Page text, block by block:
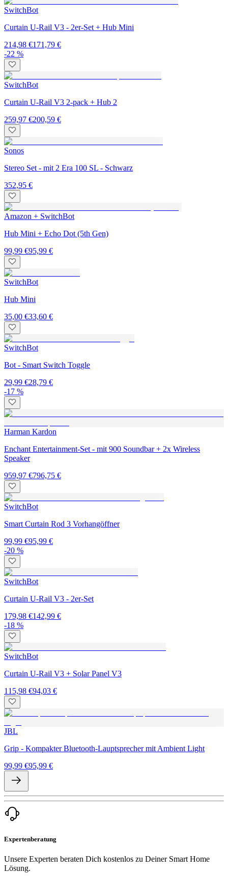
SwitchBot
Curtain U-Rail V3 - 2er-Set + Hub Mini
214,98 €171,79 €
-22 %
SwitchBot
Curtain U-Rail V3 2-pack + Hub 2
259,97 €200,59 €
Sonos
Stereo Set - mit 2 Era 100 SL - Schwarz
352,95 €
Amazon + SwitchBot
Hub Mini + Echo Dot (5th Gen)
99,99 €95,99 €
SwitchBot
Hub Mini
35,00 €33,60 €
SwitchBot
Bot - Smart Switch Toggle
29,99 €28,79 €
-17 %
Harman Kardon
Enchant Entertainment-Set - mit 900 Soundbar + 2x Wireless
Speaker
959,97 €796,75 €
SwitchBot
Smart Curtain Rod 3 Vorhangöffner
99,99 €95,99 €
-20 %
SwitchBot
Curtain U-Rail V3 - 2er-Set
179,98 €142,99 €
-18 %
SwitchBot
Curtain U-Rail V3 + Solar Panel V3
115,98 €94,03 €
JBL
Grip - Kompakter Bluetooth-Lauptsprecher mit Ambient Light
99,99 €95,99 €
Expertenberatung
Unsere Experten beraten Dich kostenlos zu Deiner Smart Home
Lösung.